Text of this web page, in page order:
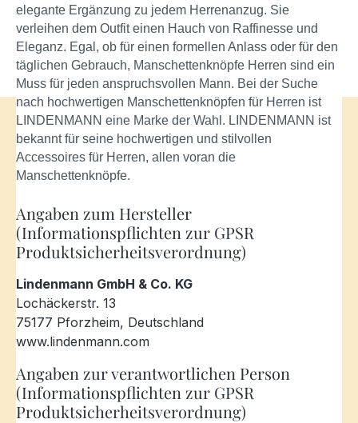
elegante Ergänzung zu jedem Herrenanzug. Sie
verleihen dem Outfit einen Hauch von Raffinesse und
Eleganz. Egal, ob für einen formellen Anlass oder für den
täglichen Gebrauch, Manschettenknöpfe Herren sind ein
Muss für jeden anspruchsvollen Mann. Bei der Suche
nach hochwertigen Manschettenknöpfen für Herren ist
LINDENMANN eine Marke der Wahl. LINDENMANN ist
bekannt für seine hochwertigen und stilvollen
Accessoires für Herren, allen voran die
Manschettenknöpfe.
Angaben zum Hersteller
(Informationspflichten zur GPSR
Produktsicherheitsverordnung)
Lindenmann GmbH & Co. KG
Lochäckerstr. 13
75177 Pforzheim, Deutschland
www.lindenmann.com
Angaben zur verantwortlichen Person
(Informationspflichten zur GPSR
Produktsicherheitsverordnung)